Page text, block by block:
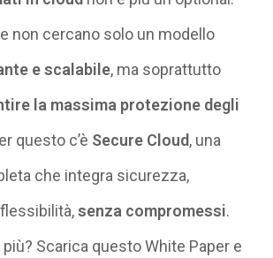
non cercano solo un modello
e scalabile, ma soprattutto
la massima protezione degli
questo c’è Secure Cloud, una
che integra sicurezza,
senza compromessi.
Scarica questo White Paper e